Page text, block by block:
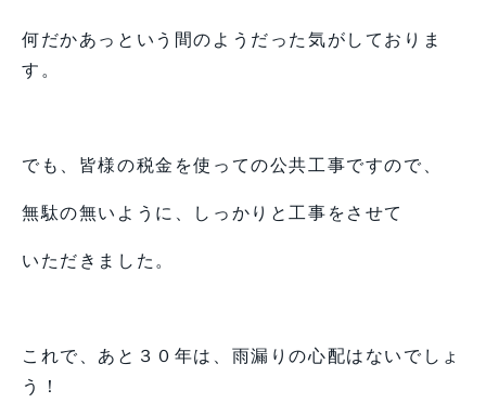
何だかあっという間のようだった気がしておりま
す。
でも、皆様の税金を使っての公共工事ですので、
無駄の無いように、しっかりと工事をさせて
いただきました。
これで、あと３０年は、雨漏りの心配はないでしょ
う！